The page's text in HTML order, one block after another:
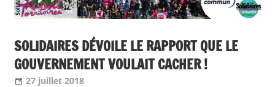
qui
SOLIDAIRES DÉVOILE LE RAPPORT QUE LE
GOUVERNEMENT VOULAIT CACHER !
27 juillet 2018